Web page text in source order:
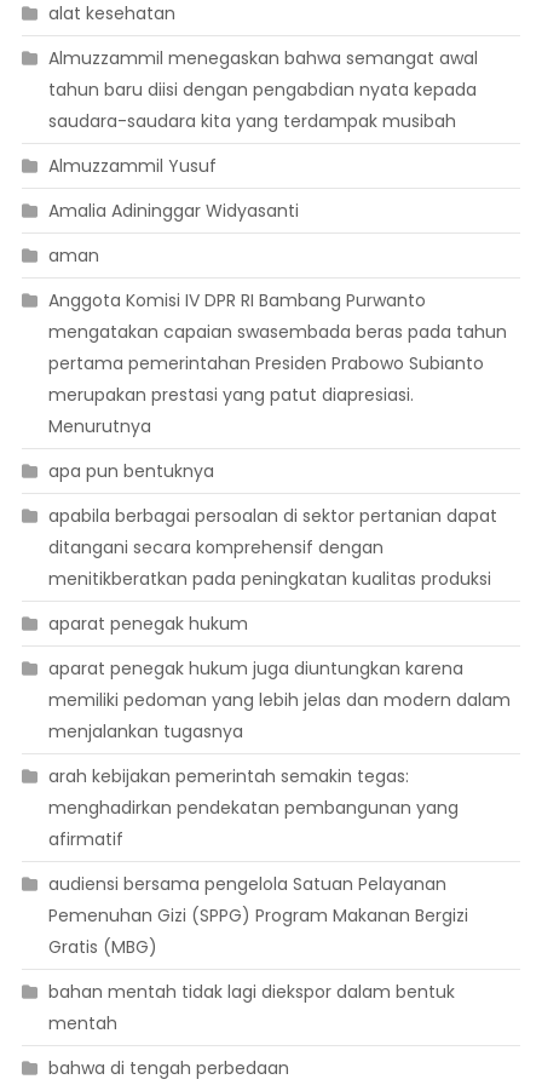
alat kesehatan
Almuzzammil menegaskan bahwa semangat awal
tahun baru diisi dengan pengabdian nyata kepada
saudara-saudara kita yang terdampak musibah
Almuzzammil Yusuf
Amalia Adininggar Widyasanti
aman
Anggota Komisi IV DPR RI Bambang Purwanto
mengatakan capaian swasembada beras pada tahun
pertama pemerintahan Presiden Prabowo Subianto
merupakan prestasi yang patut diapresiasi.
Menurutnya
apa pun bentuknya
apabila berbagai persoalan di sektor pertanian dapat
ditangani secara komprehensif dengan
menitikberatkan pada peningkatan kualitas produksi
aparat penegak hukum
aparat penegak hukum juga diuntungkan karena
memiliki pedoman yang lebih jelas dan modern dalam
menjalankan tugasnya
arah kebijakan pemerintah semakin tegas:
menghadirkan pendekatan pembangunan yang
afirmatif
audiensi bersama pengelola Satuan Pelayanan
Pemenuhan Gizi (SPPG) Program Makanan Bergizi
Gratis (MBG)
bahan mentah tidak lagi diekspor dalam bentuk
mentah
bahwa di tengah perbedaan